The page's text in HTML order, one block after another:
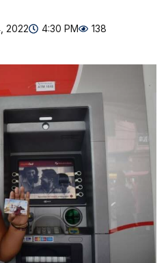
2022 4:30 PM 138